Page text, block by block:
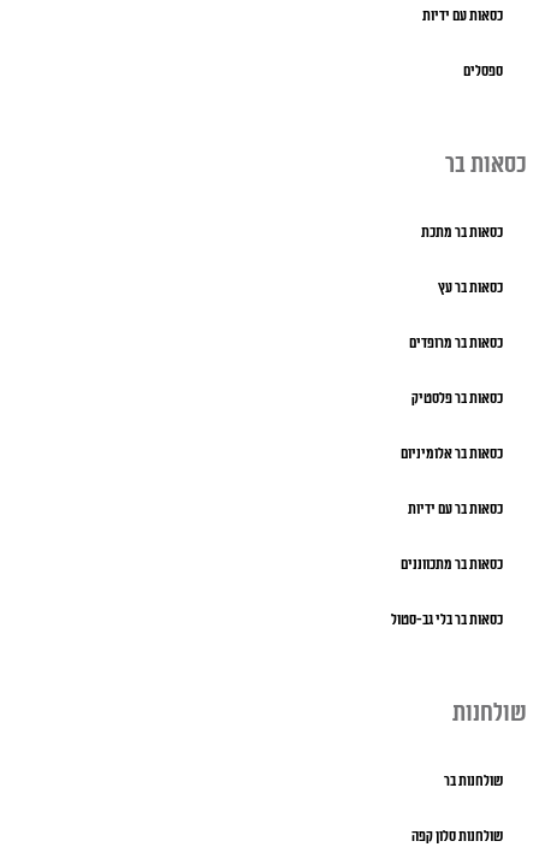
כסאות עם ידיות
ספסלים
כסאות בר
כסאות בר מתכת
כסאות בר עץ
כסאות בר מרופדים
כסאות בר פלסטיק
כסאות בר אלומיניום
כסאות בר עם ידיות
כסאות בר מתכווננים
כסאות בר בלי גב-סטול
שולחנות
שולחנות בר
שולחנות סלון קפה